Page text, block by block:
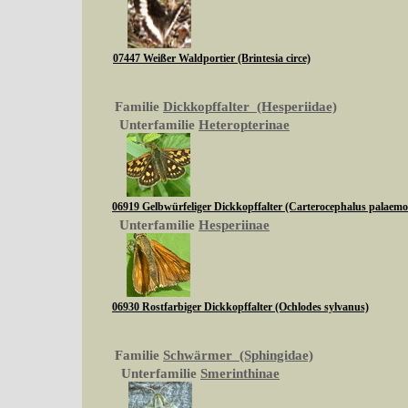
07447 Weißer Waldportier (Brintesia circe)
Familie Dickkopffalter (Hesperiidae)
Unterfamilie Heteropterinae
06919 Gelbwürfeliger Dickkopffalter (Carterocephalus
Unterfamilie Hesperiinae
06930 Rostfarbiger Dickkopffalter (Ochlodes sylvanus)
Familie Schwärmer (Sphingidae)
Unterfamilie Smerinthinae